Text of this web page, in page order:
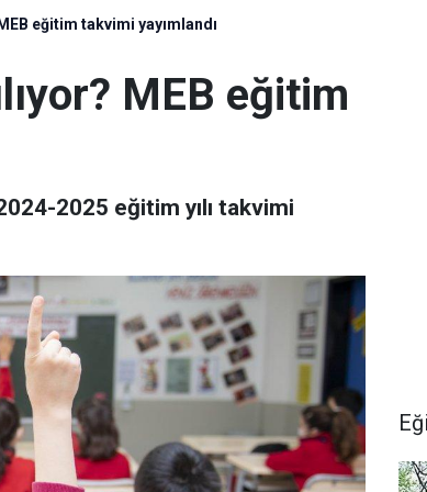
eğitim takvimi yayımlandı
MEB eğitim
2025 eğitim yılı takvimi